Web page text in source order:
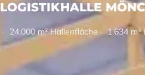
LOGISTIKHALLE
24.000 m² Hallenfläche 1.634 m³